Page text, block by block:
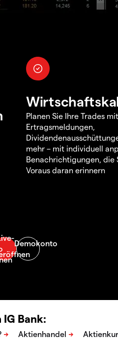
Planen Sie Ihre Trades
Ertragsmeldungen,
mehr – mit individuell
Benachrichtigungen, die
Voraus daran erinnern
IG Bank: